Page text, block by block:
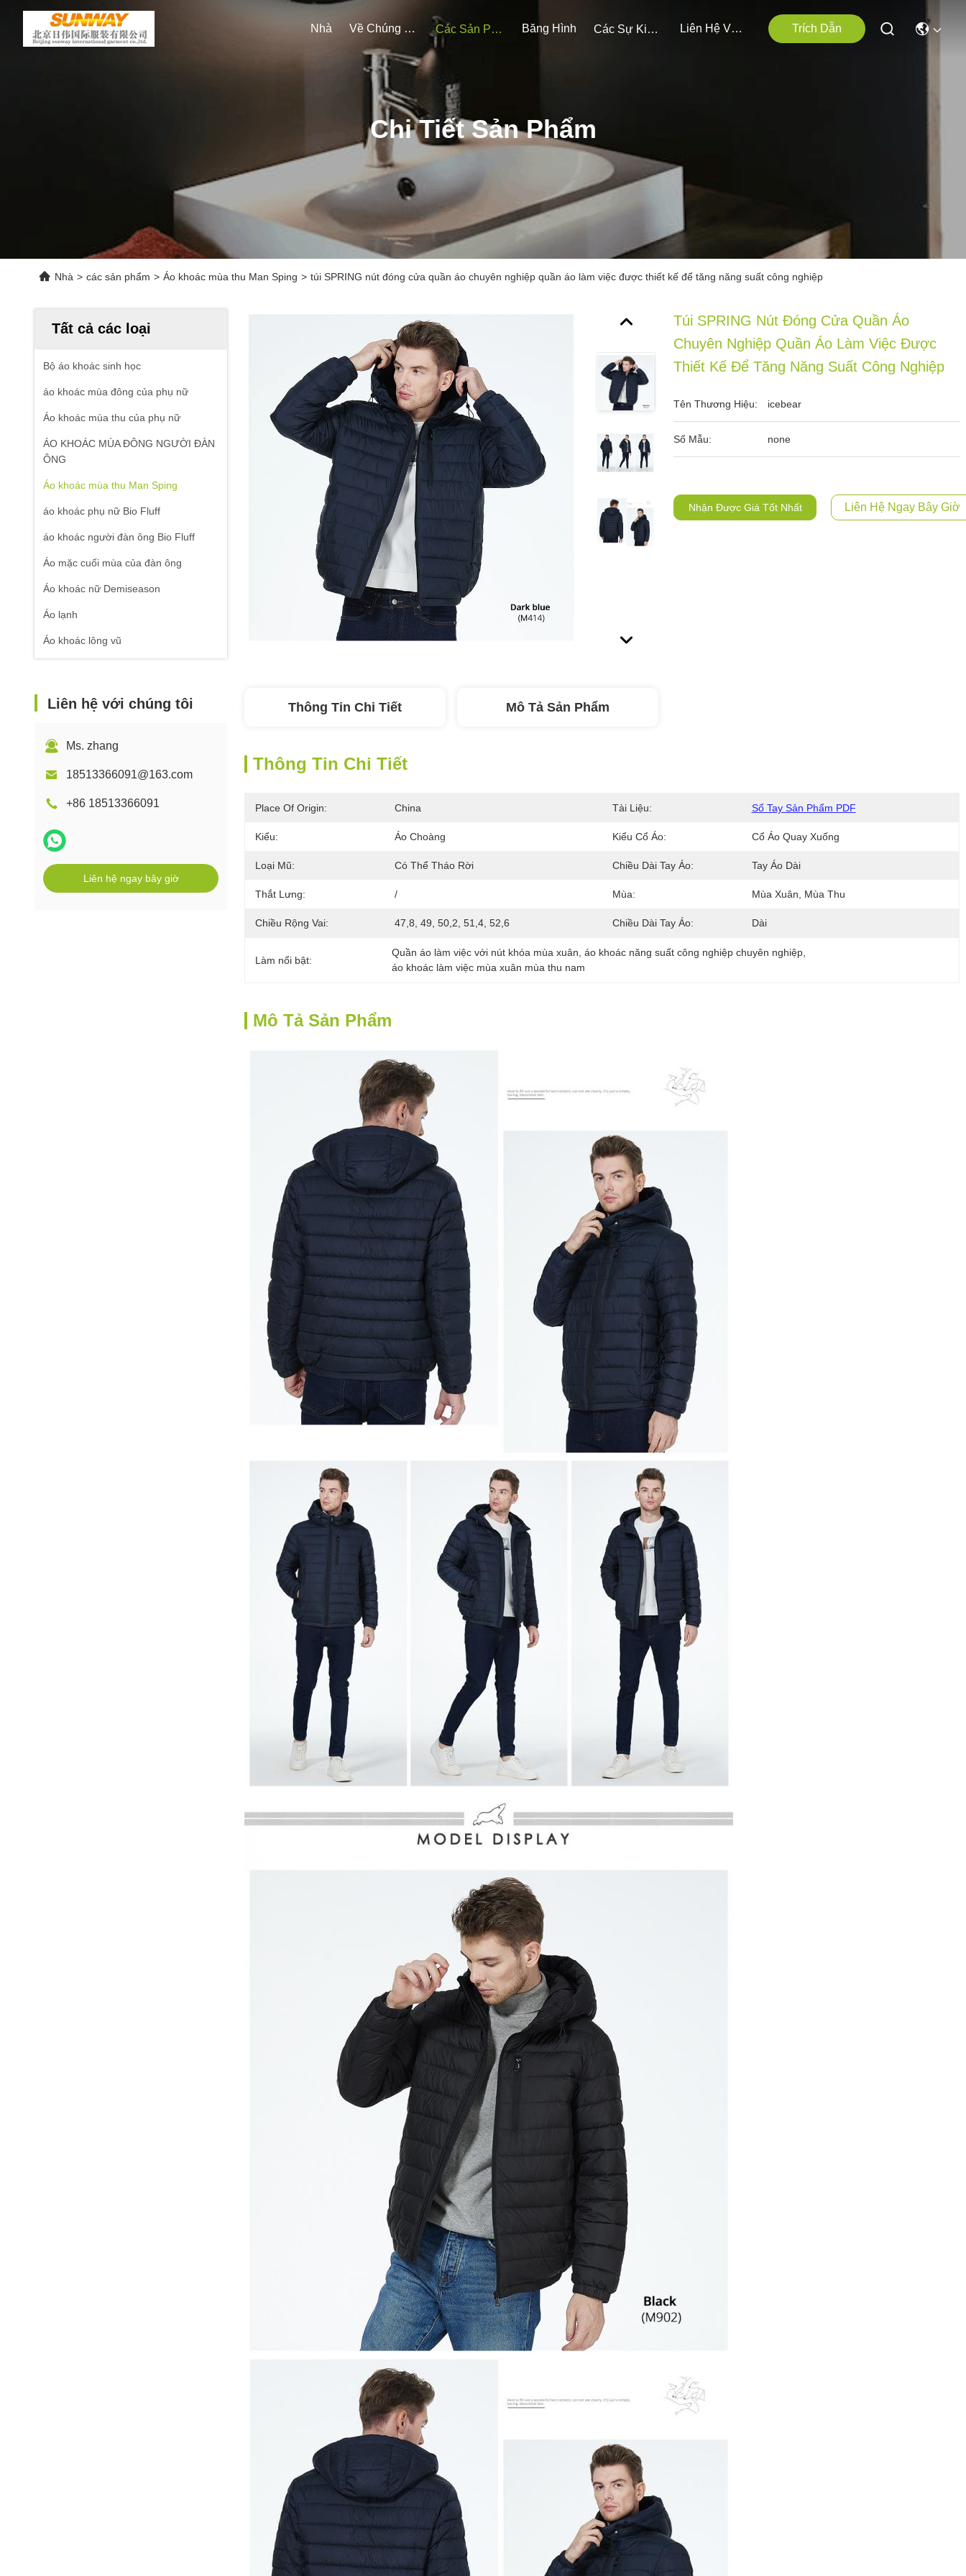
Nhà Về Chúng Tôi Các Sản Phẩm Băng Hình Các Sự Kiện Liên Hệ Với Chúng Tôi Trích Dẫn
Chi Tiết Sản Phẩm
Nhà > các sản phẩm > Áo khoác mùa thu Man Sping > túi SPRING nút đóng cửa quần áo chuyên nghiệp quần áo làm việc được thiết kế để tăng năng suất công nghiệp
Tất cả các loại
Bộ áo khoác sinh học
áo khoác mùa đông của phụ nữ
Áo khoác mùa thu của phụ nữ
ÁO KHOÁC MÙA ĐÔNG NGƯỜI ĐÀN
ÔNG
Áo khoác mùa thu Man Sping
áo khoác phụ nữ Bio Fluff
áo khoác người đàn ông Bio Fluff
Áo mặc cuối mùa của đàn ông
Áo khoác nữ Demiseason
Áo lạnh
Áo khoác lông vũ
Liên hệ với chúng tôi
Ms. zhang
18513366091@163.com
+86 18513366091
Liên hệ ngay bây giờ
Túi SPRING Nút Đóng Cửa Quần Áo
Chuyên Nghiệp Quần Áo Làm Việc Được
Thiết Kế Để Tăng Năng Suất Công Nghiệp
Tên Thương Hiệu: icebear
Số Mẫu: none
Nhận Được Giá Tốt Nhất Liên Hệ Ngay Bây Giờ
Thông Tin Chi Tiết Mô Tả Sản Phẩm
Thông Tin Chi Tiết
Place Of Origin: China Tài Liệu: Sổ Tay Sản Phẩm PDF
Kiểu: Áo Choàng Kiểu Cổ Áo: Cổ Áo Quay Xuống
Loại Mũ: Có Thể Tháo Rời Chiều Dài Tay Áo: Tay Áo Dài
Thắt Lưng: / Mùa: Mùa Xuân, Mùa Thu
Chiều Rộng Vai: 47,8, 49, 50,2, 51,4, 52,6 Chiều Dài Tay Áo: Dài
Làm nổi bật:
Quần áo làm việc với nút khóa mùa xuân áo khoác năng suất công nghiệp chuyên nghiệp,
áo khoác làm việc mùa xuân mùa thu nam
Mô Tả Sản Phẩm